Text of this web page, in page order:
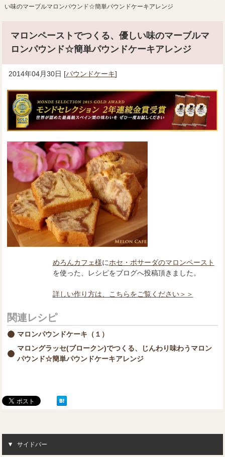
い味のマーブルマロンパウンド☆簡単パウンドケーキアレンジ
マロンペーストでつくる、優しい味のマーブルマ
ロンパウンド☆簡単パウンドケーキアレンジ
2014年04月30日 [パウンドケーキ]
めろんカフェ様にホセ・ポサーダのマロンペースト
を使った、レシピをブログへ投稿頂きました。
詳しい作り方は、こちらをご覧ください＞＞
関連レシピ
マロンパウンドケーキ（１）
マロングラッセ(ブロークン)でつくる、じんわり味わうマロン
パウンド☆簡単パウンドケーキアレンジ
サイドバー